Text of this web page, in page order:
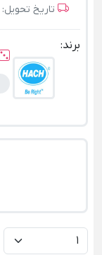
تاریخ تحویل:
برند: